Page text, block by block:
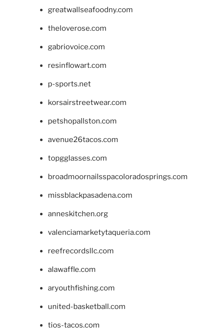
greatwallseafoodny.com
theloverose.com
gabriovoice.com
resinflowart.com
p-sports.net
korsairstreetwear.com
petshopallston.com
avenue26tacos.com
topgglasses.com
broadmoornailsspacoloradosprings.com
missblackpasadena.com
anneskitchen.org
valenciamarketytaqueria.com
reefrecordsllc.com
alawaffle.com
aryouthfishing.com
united-basketball.com
tios-tacos.com